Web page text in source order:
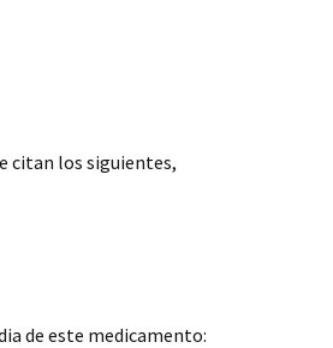
citan los siguientes,
de este medicamento: